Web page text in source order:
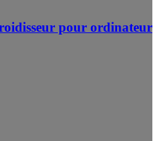
pour ordinateur